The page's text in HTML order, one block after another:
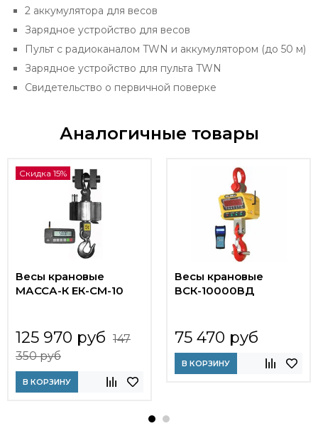
2 аккумулятора для весов
Зарядное устройство для весов
Пульт с радиоканалом TWN и аккумулятором (до 50 м)
Зарядное устройство для пульта TWN
Свидетельство о первичной поверке
Аналогичные товары
Скидка 15%
Весы крановые
МАССА-К ЕК-СМ-10
125 970 руб 147
350 руб
В КОРЗИНУ
Весы крановые
ВСК-10000ВД
75 470 руб
В КОРЗИНУ